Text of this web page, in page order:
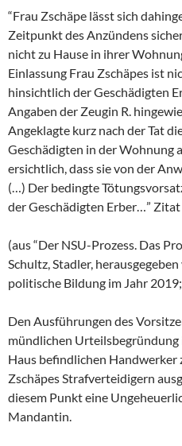
“Frau Zschäpe lässt sich
Zeitpunkt des Anzündens
nicht zu Hause in ihrer
Einlassung Frau Zschäpes ist
hinsichtlich der Geschädigten
Angaben der Zeugin R.
Angeklagte kurz nach der Tat
Geschädigten in der Wohnung
ersichtlich, dass sie von der
(…) Der bedingte
der Geschädigten Erber…” Zitat
(aus “Der NSU-Prozess. Das
Schultz, Stadler,
politische Bildung im Jahr
Den Ausführungen des
mündlichen Urteilsbegründung
Haus befindlichen Handwerker
Zschäpes Strafverteidigern
diesem Punkt eine
Mandantin.